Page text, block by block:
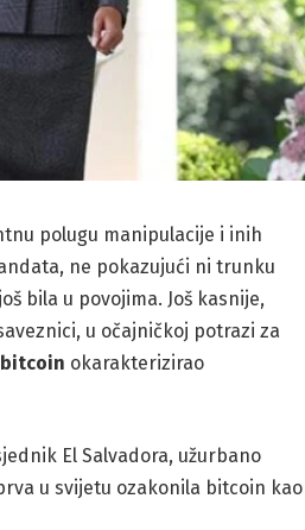
polugu manipulacije i inih
ne pokazujući ni trunku
bila u povojima. Još kasnije,
u očajničkoj potrazi za
bitcoin okarakterizirao
El Salvadora, užurbano
u svijetu ozakonila bitcoin kao